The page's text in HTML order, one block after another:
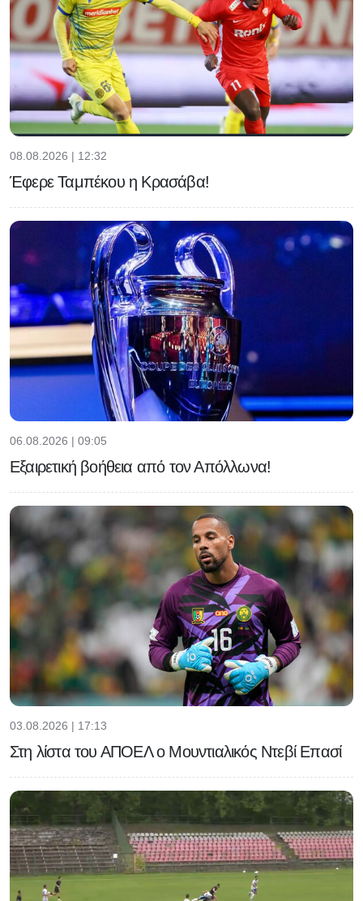
08.08.2026 | 12:32
Έφερε Ταμπέκου η Κρασάβα!
06.08.2026 | 09:05
Εξαιρετική βοήθεια από τον Απόλλωνα!
03.08.2026 | 17:13
Στη λίστα του ΑΠΟΕΛ ο Μουντιαλικός Ντεβί Επασί